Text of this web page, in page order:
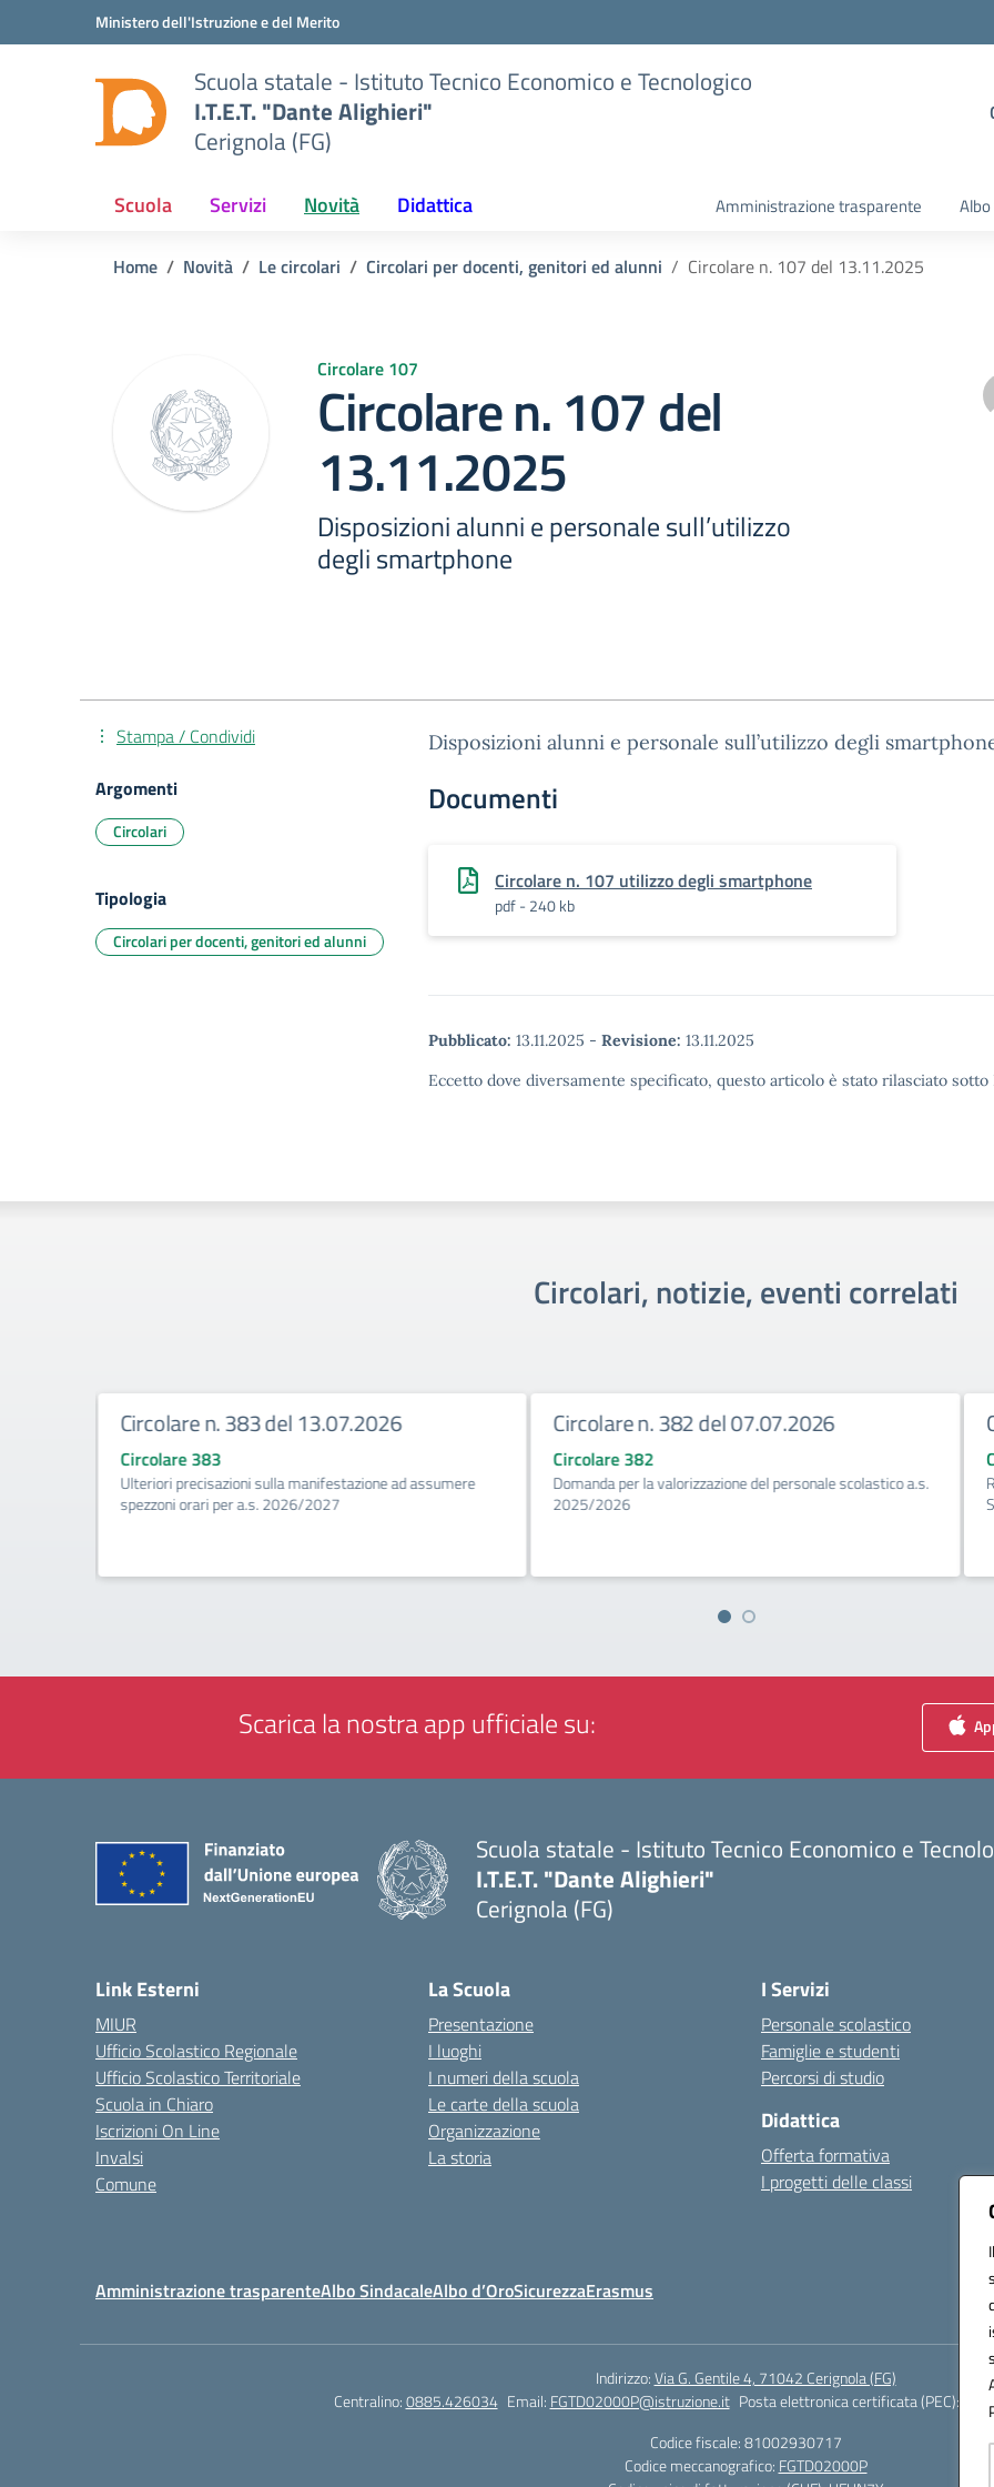
Vai ai contenuti
Vai al menu di navigazioneMinistero dell'Istruzione e del Merito
Scuola statale - Istituto Tecnico Economico e Tecnologico
I.T.E.T. "Dante Alighieri"
Cerignola (FG)
Scuola Servizi Novità Didattica Amministrazione trasparente
Home Novità Le circolari Circolari per docenti, genitori ed alunni Circolare n. 107 del 13.11.2025
Circolare 107
Circolare n. 107 del
13.11.2025
Disposizioni alunni e personale sull’utilizzo
degli smartphone
Disposizioni alunni e personale sull’utilizzo degli
Documenti
Circolare n. 107 utilizzo degli smartphone
pdf - 240 kb
Pubblicato: 13.11.2025 - Revisione: 13.11.2025
Eccetto dove diversamente specificato, questo articolo è stato rilasciato
Stampa / Condividi
Argomenti
Circolari
Tipologia
Circolari per docenti, genitori ed alunni
Circolari, notizie, eventi correlati
Circolare n. 383 del 13.07.2026
Circolare 383
Ulteriori precisazioni sulla manifestazione ad assumere
spezzoni orari per a.s. 2026/2027
Circolare n. 382 del 07.07.2026
Circolare 382
Domanda per la valorizzazione del personale scolastico a.s.
2025/2026
Scarica la nostra app ufficiale su:
Scuola statale - Istituto Tecnico Economico e
I.T.E.T. "Dante Alighieri"
Cerignola (FG)
Link Esterni
MIUR
Ufficio Scolastico Regionale
Ufficio Scolastico Territoriale
Scuola in Chiaro
Iscrizioni On Line
Invalsi
Comune
La Scuola
Presentazione
I luoghi
I numeri della scuola
Le carte della scuola
Organizzazione
La storia
I Servizi
Personale scolastico
Famiglie e studenti
Percorsi di studio
Didattica
Offerta formativa
I progetti delle classi
Amministrazione trasparenteAlbo SindacaleAlbo d’OroSicurezzaErasmus
Indirizzo:Via G. Gentile 4, 71042 Cerignola (FG)
Centralino:0885.426034 Email: FGTD02000P@istruzione.it Posta elettronica certificata (PEC):
Codice fiscale: 81002930717
Codice meccanografico: FGTD02000P